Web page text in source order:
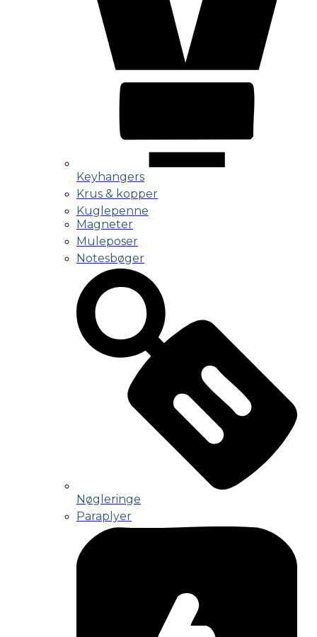
Keyhangers
Krus & kopper
Kuglepenne
Magneter
Muleposer
Notesbøger
Nøgleringe
Paraplyer